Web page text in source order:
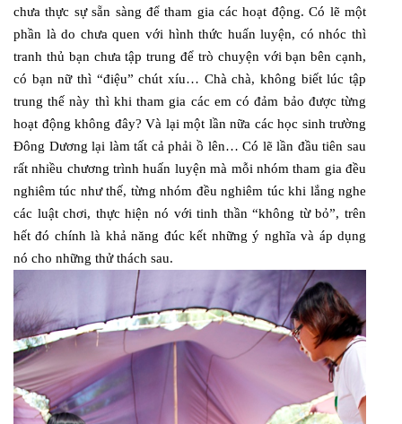
chưa thực sự sẵn sàng để tham gia các hoạt động. Có lẽ một
phần là do chưa quen với hình thức huấn luyện, có nhóc thì
tranh thủ bạn chưa tập trung để trò chuyện với bạn bên cạnh,
có bạn nữ thì “điệu” chút xíu… Chà chà, không biết lúc tập
trung thế này thì khi tham gia các em có đảm bảo được từng
hoạt động không đây? Và lại một lần nữa các học sinh trường
Đông Dương lại làm tất cả phải ồ lên… Có lẽ lần đầu tiên sau
rất nhiều chương trình huấn luyện mà mỗi nhóm tham gia đều
nghiêm túc như thế, từng nhóm đều nghiêm túc khi lắng nghe
các luật chơi, thực hiện nó với tinh thần “không từ bỏ”, trên
hết đó chính là khả năng đúc kết những ý nghĩa và áp dụng
nó cho những thử thách sau.